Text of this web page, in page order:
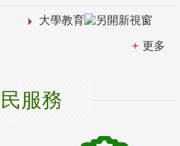
大學教育
更多
服務